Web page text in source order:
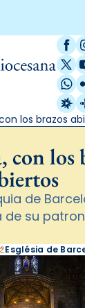
X /
los brazos
con los
de
de su
Església de